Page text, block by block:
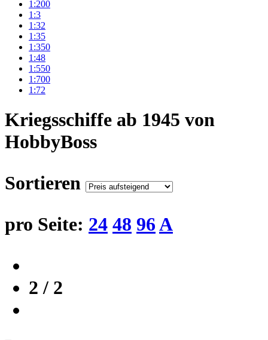
1:200
1:3
1:32
1:35
1:350
1:48
1:550
1:700
1:72
Kriegsschiffe ab 1945 von
HobbyBoss
Sortieren
pro Seite: 24 48 96A
2 / 2